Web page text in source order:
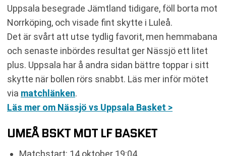
Uppsala besegrade Jämtland tidigare, föll borta mot
Norrköping, och visade fint skytte i Luleå.
Det är svårt att utse tydlig favorit, men hemmabana
och senaste inbördes resultat ger Nässjö ett litet
plus. Uppsala har å andra sidan bättre toppar i sitt
skytte när bollen rörs snabbt. Läs mer inför mötet
via matchlänken.
Läs mer om Nässjö vs Uppsala Basket >
UMEÅ BSKT MOT LF BASKET
Matchstart: 14 oktober 19:04